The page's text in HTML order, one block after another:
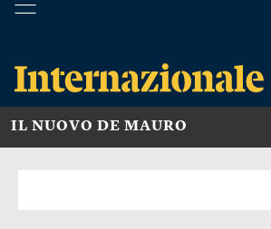
IL NUOVO DE MAURO